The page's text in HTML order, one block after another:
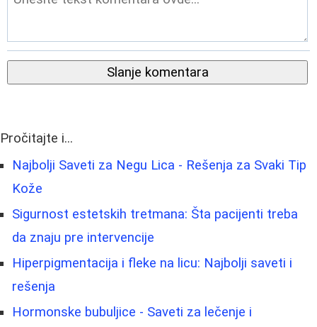
Slanje komentara
Pročitajte i...
Najbolji Saveti za Negu Lica - Rešenja za Svaki Tip
Kože
Sigurnost estetskih tretmana: Šta pacijenti treba
da znaju pre intervencije
Hiperpigmentacija i fleke na licu: Najbolji saveti i
rešenja
Hormonske bubuljice - Saveti za lečenje i